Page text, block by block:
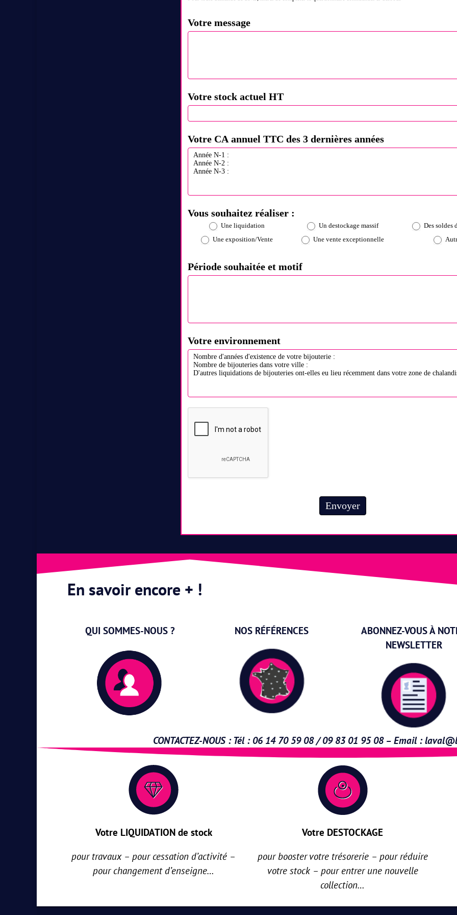
Votre message
Votre stock actuel HT
Votre CA annuel TTC des 3 dernières années
Vous souhaitez réaliser :
Une liquidation Un destockage massif
Des soldes
Une exposition/Vente
Une vente exceptionnelle
Période souhaitée et motif
Votre environnement
Envoyer
En savoir encore + !
QUI SOMMES-NOUS ? NOS RÉFÉRENCES
ABONNEZ-VOUS À
NEWSLETTER
CONTACTEZ-NOUS : Tél : 06 14 70 59 08 / 09 83 01 95 08 – Email :
Votre LIQUIDATION de stock
pour travaux – pour cessation d’activité –
pour changement d’enseigne…
Votre DESTOCKAGE
pour booster votre trésorerie – pour réduire
votre stock – pour entrer une nouvelle
collection…